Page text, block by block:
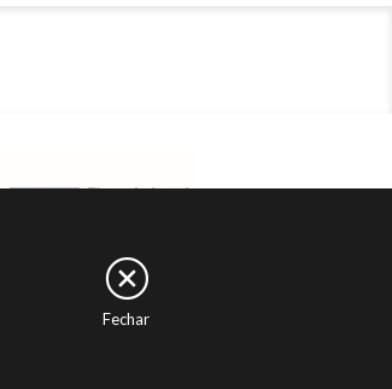
Fechar